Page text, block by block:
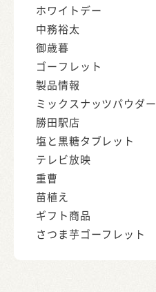
ホワイトデー
中務裕太
御歳暮
ゴーフレット
製品情報
ミックスナッツパウダー
勝田駅店
塩と黒糖タブレット
テレビ放映
重曹
苗植え
ギフト商品
さつま芋ゴーフレット